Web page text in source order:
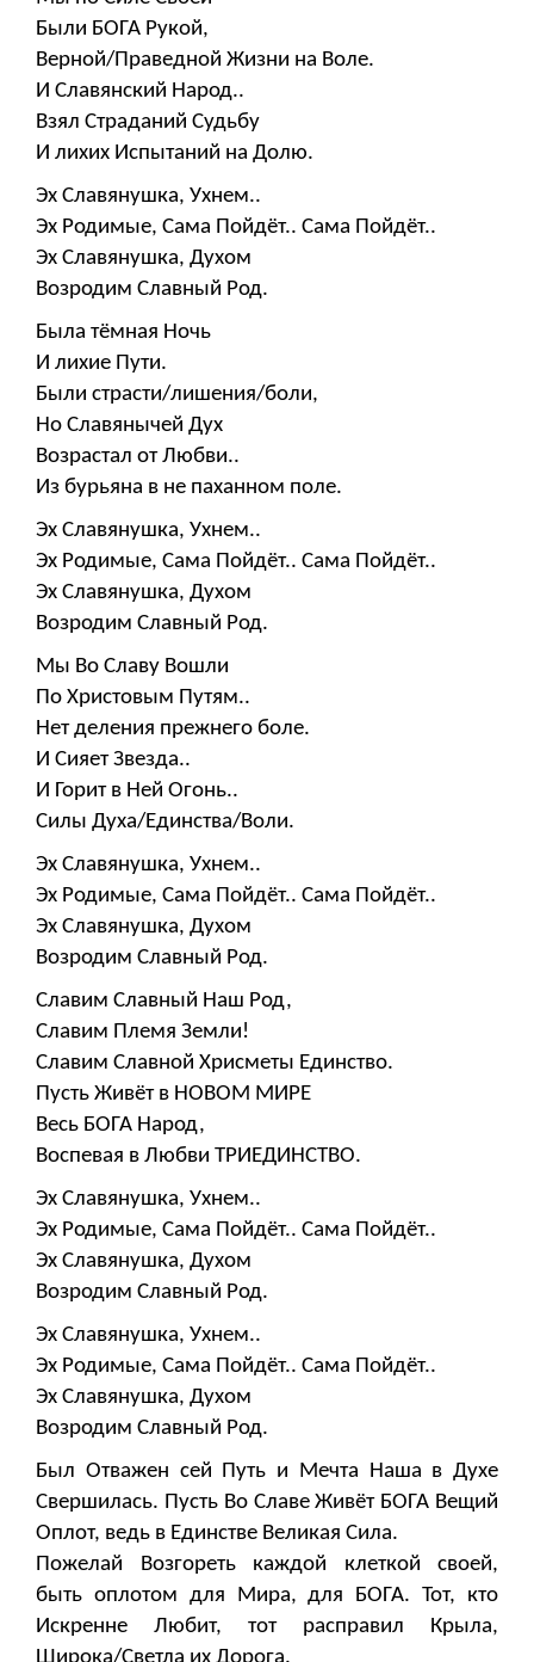
Были БОГА Рукой,
Верной/Праведной Жизни на Воле.
И Славянский Народ..
Взял Страданий Судьбу
И лихих Испытаний на Долю.
Эх Славянушка, Ухнем..
Эх Родимые, Сама Пойдёт.. Сама Пойдёт..
Эх Славянушка, Духом
Возродим Славный Род.
Была тёмная Ночь
И лихие Пути.
Были страсти/лишения/боли,
Но Славянычей Дух
Возрастал от Любви..
Из бурьяна в не паханном поле.
Эх Славянушка, Ухнем..
Эх Родимые, Сама Пойдёт.. Сама Пойдёт..
Эх Славянушка, Духом
Возродим Славный Род.
Мы Во Славу Вошли
По Христовым Путям..
Нет деления прежнего боле.
И Сияет Звезда..
И Горит в Ней Огонь..
Силы Духа/Единства/Воли.
Эх Славянушка, Ухнем..
Эх Родимые, Сама Пойдёт.. Сама Пойдёт..
Эх Славянушка, Духом
Возродим Славный Род.
Славим Славный Наш Род,
Славим Племя Земли!
Славим Славной Хрисметы Единство.
Пусть Живёт в НОВОМ МИРЕ
Весь БОГА Народ,
Воспевая в Любви ТРИЕДИНСТВО.
Эх Славянушка, Ухнем..
Эх Родимые, Сама Пойдёт.. Сама Пойдёт..
Эх Славянушка, Духом
Возродим Славный Род.
Эх Славянушка, Ухнем..
Эх Родимые, Сама Пойдёт.. Сама Пойдёт..
Эх Славянушка, Духом
Возродим Славный Род.
Был Отважен сей Путь и Мечта Наша в Духе
Свершилась. Пусть Во Славе Живёт БОГА Вещий
Оплот, ведь в Единстве Великая Сила.
Пожелай Возгореть каждой клеткой своей,
быть оплотом для Мира, для БОГА. Тот, кто
Искренне Любит, тот расправил Крыла,